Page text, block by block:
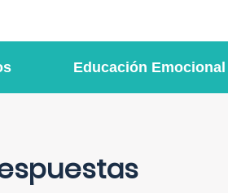
Educación Emocional